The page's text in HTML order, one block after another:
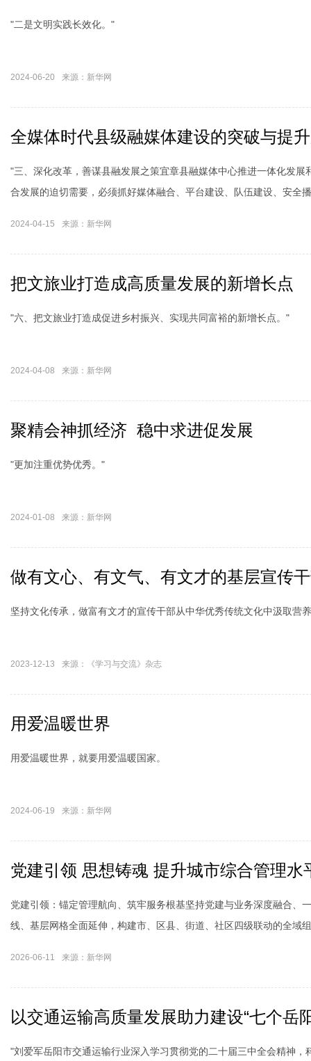
"二是文明实践长效化。"
2024-06-20 来源：新华网
全媒体时代县级融媒体建设的突破与提
"三、深化改革，善谋县融发展之策宜章县融媒体中心推进一体化发展
合发展的迫切需要，必须抓好媒体融合、平台建设、队伍建设、安全
2024-04-15 来源：新华网
把文旅业打造成高质量发展的新增长点
"六、把文旅业打造成促进乡村振兴、实现共同富裕的新增长点。"
2024-04-08 来源：新华网
聚精会神抓经济 稳中求进促发展
"更加注重优势优秀。"
2024-01-08 来源：新华网
做有文心、有文气、有文才的基层宣传
坚持文化传承，做富有文才的宣传干部从中华优秀传统文化中汲取营
2023-12-13 来源：《学习与交流》杂志
用爱温暖世界
用爱温暖世界，就要用爱温暖国家。
2024-06-19 来源：新华网
党建引领 思想铸魂 提升城市综合管理水
党建引领：锚定管理航向、筑牢服务根基坚持党建与业务深度融合、
线、基层网格全面延伸，构建市、区县、街道、社区四级联动的全域
2026-06-11 来源：新华网
以交通运输高质量发展助力建设“七个岳
"刘爱军岳阳市交通运输行业深入学习贯彻党的二十届三中全会精神，